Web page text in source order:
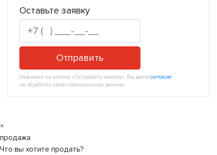
Оставьте заявку
Отправить
Нажимая на кнопку «Отправить заявку», Вы даете согласие
на обработку своих персональных данных.
×
продажа
Что вы хотите продать?